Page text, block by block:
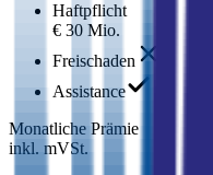
Haftpflicht
€ 30 Mio.
Freischaden
Assistance
Monatliche Prämie
inkl. mVSt.